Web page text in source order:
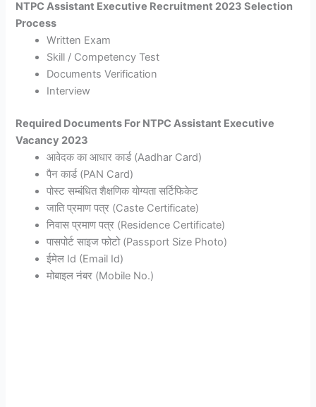
NTPC Assistant Executive Recruitment 2023 Selection
Process
Written Exam
Skill / Competency Test
Documents Verification
Interview
Required Documents For NTPC Assistant Executive
Vacancy 2023
आवेदक का आधार कार्ड (Aadhar Card)
पैन कार्ड (PAN Card)
पोस्ट सम्बंधित शैक्षणिक योग्यता सर्टिफिकेट
जाति प्रमाण पत्र (Caste Certificate)
निवास प्रमाण पत्र (Residence Certificate)
पासपोर्ट साइज फोटो (Passport Size Photo)
ईमेल Id (Email Id)
मोबाइल नंबर (Mobile No.)